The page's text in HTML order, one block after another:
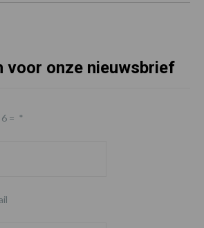
voor onze nieuwsbrief
= *